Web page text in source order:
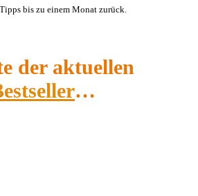
bis zu einem Monat zurück.
der aktuellen
…